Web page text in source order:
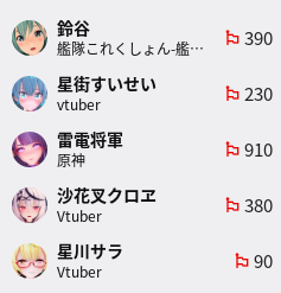
鈴谷
艦隊これくしょん-艦これ-
emoji_flags 390
星街すいせい
vtuber
emoji_flags 230
雷電将軍
原神
emoji_flags 910
沙花叉クロヱ
Vtuber
emoji_flags 380
星川サラ
Vtuber
emoji_flags 90